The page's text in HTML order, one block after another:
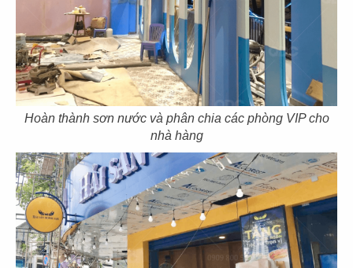
Hoàn thành sơn nước và phân chia các phòng VIP cho
nhà hàng
85
IPPUDO RAMEN
CN Lê Thánh Tôn - Q.1
86
JIN DIN ROU
CN Vincom Đồng Khởi - Q.1
87
SUSHI WAY
CN PXL - Q.Bình Thạnh
88
SUSHI WAY
CN Phạm Ngọc Thạch - Q.3